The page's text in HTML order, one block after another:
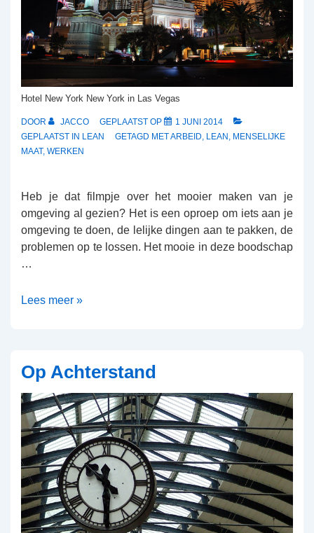
Hotel New York New York in Las Vegas
DOOR JACCO GEPLAATST OP
1 JUNI 2014
GEPLAATST IN LEAN GETAGD METARBEID LEAN MENSELIJKE
MAAT, WERKEN
Heb je dat filmpje over het mooier maken van je
omgeving al gezien? Het is een oproep om iets aan je
omgeving te doen, de lelijke dingen aan te pakken, de
problemen op te lossen. Het mooie in deze boodschap
…
Mooi
Lees meer »
Op Achterstand